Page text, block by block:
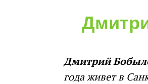
Дмитрий
года живет в